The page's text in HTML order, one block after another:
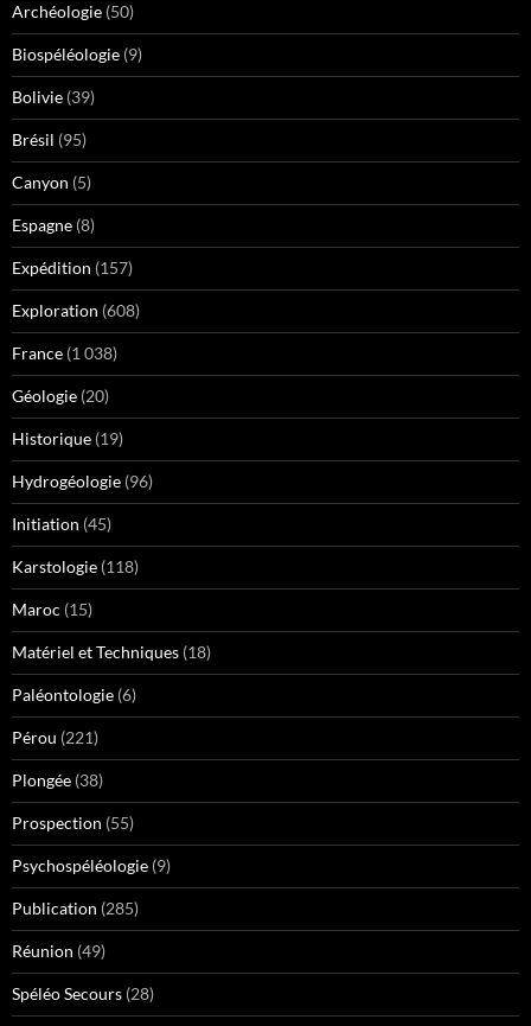
Archéologie (50)
Biospéléologie (9)
Bolivie (39)
Brésil (95)
Canyon (5)
Espagne (8)
Expédition (157)
Exploration (608)
France (1 038)
Géologie (20)
Historique (19)
Hydrogéologie (96)
Initiation (45)
Karstologie (118)
Maroc (15)
Matériel et Techniques (18)
Paléontologie (6)
Pérou (221)
Plongée (38)
Prospection (55)
Psychospéléologie (9)
Publication (285)
Réunion (49)
Spéléo Secours (28)